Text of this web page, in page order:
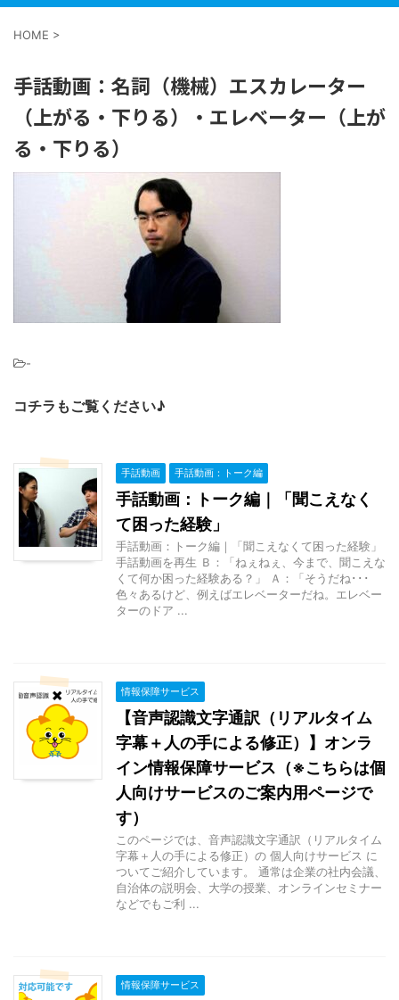
HOME >
手話動画：名詞（機械）エスカレーター
（上がる・下りる）・エレベーター（上が
る・下りる）
-
コチラもご覧ください♪
手話動画 手話動画：トーク編
手話動画：トーク編｜「聞こえなく
て困った経験」
手話動画：トーク編｜「聞こえなくて困った経験」
手話動画を再生 Ｂ：「ねぇねぇ、今まで、聞こえな
くて何か困った経験ある？」 Ａ：「そうだね･･･
色々あるけど、例えばエレベーターだね。エレベー
ターのドア ...
情報保障サービス
【音声認識文字通訳（リアルタイム
字幕＋人の手による修正）】オンラ
イン情報保障サービス（※こちらは個
人向けサービスのご案内用ページで
す）
このページでは、音声認識文字通訳（リアルタイム
字幕＋人の手による修正）の 個人向けサービス に
ついてご紹介しています。 通常は企業の社内会議、
自治体の説明会、大学の授業、オンラインセミナー
などでもご利 ...
情報保障サービス